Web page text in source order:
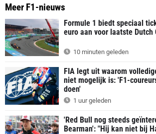
Meer F1-nieuws
Formule 1 biedt speciaal
euro aan voor laatste Dutch
10 minuten geleden
FIA legt uit waarom
niet mogelijk is: 'F1-
doen'
1 uur geleden
'Red Bull nog steeds
Bearman': "Hij kan niet bij